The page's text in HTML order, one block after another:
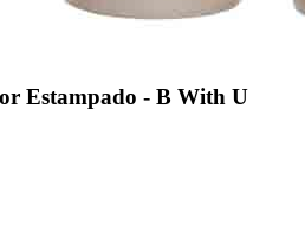
Estampado - B With U